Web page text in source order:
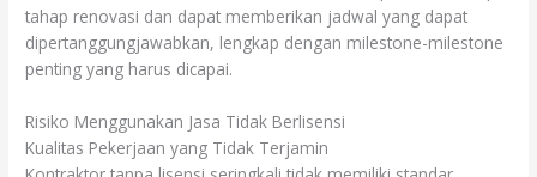
tahap renovasi dan dapat memberikan jadwal yang dapat
dipertanggungjawabkan, lengkap dengan milestone-milestone
penting yang harus dicapai.
Risiko Menggunakan Jasa Tidak Berlisensi
Kualitas Pekerjaan yang Tidak Terjamin